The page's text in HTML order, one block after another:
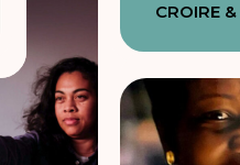
CROIRE